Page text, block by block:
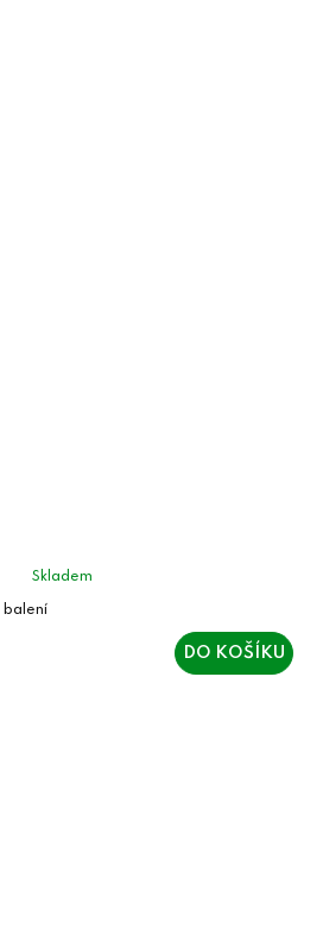
Skladem
DO KOŠÍKU